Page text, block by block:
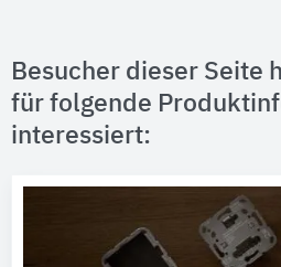
Besucher dieser Seite
für folgende
interessiert: